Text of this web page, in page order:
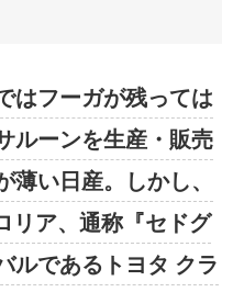
はフーガが残っては
ルーンを生産・販売
薄い日産。しかし、
リア、通称『セドグ
ルであるトヨタ クラ